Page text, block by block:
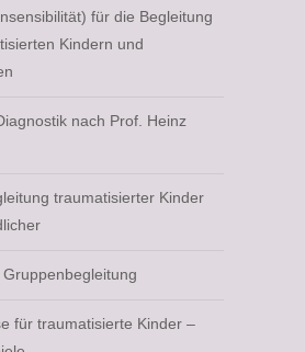
für die Begleitung
Kindern und
nach Prof. Heinz
traumatisierter Kinder
für traumatisierte Kinder –